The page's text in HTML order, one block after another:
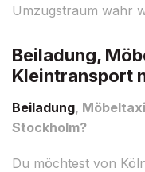
Umzugstraum wahr
Beiladung,
Kleintransport
Beiladung,
Stockholm?
Du möchtest von